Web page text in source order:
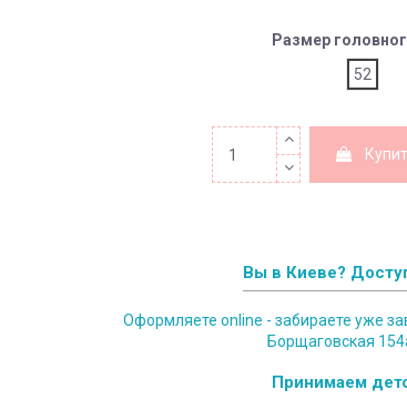
Размер
52
Вы в Киеве?
Оформляете online - забираете уже
Борщаговская
Принимаем